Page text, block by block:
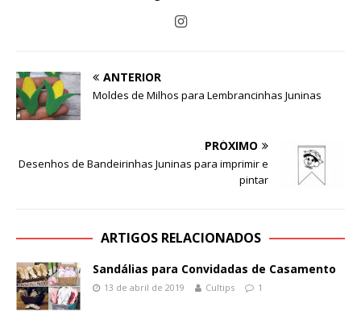
ANTERIOR
Moldes de Milhos para Lembrancinhas Juninas
PRÓXIMO
Desenhos de Bandeirinhas Juninas para imprimir e
pintar
ARTIGOS RELACIONADOS
Sandálias para Convidadas de Casamento
13 de abril de 2019 Cultips 1